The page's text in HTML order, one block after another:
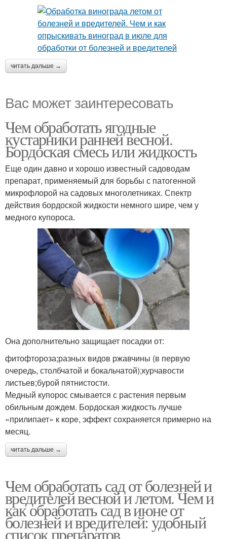
читать дальше →
Вас может заинтересовать
Чем обработать ягодные
кустарники ранней весной.
Бордоская смесь или жидкость
Еще один давно и хорошо известный садоводам
препарат, применяемый для борьбы с патогенной
микрофлорой на садовых многолетниках. Спектр
действия бордоской жидкости немного шире, чем у
медного купороса.
Она дополнительно защищает посадки от:
фитофтороза;разных видов ржавчины (в первую
очередь, столбчатой и бокальчатой);курчавости
листьев;бурой пятнистости.
Медный купорос смывается с растения первым
обильным дождем. Бордоская жидкость лучше
«прилипает» к коре, эффект сохраняется примерно на
месяц.
читать дальше →
Чем обработать сад от болезней и
вредителей весной и летом. Чем и
как обработать сад в июне от
болезней и вредителей: удобный
список препаратов